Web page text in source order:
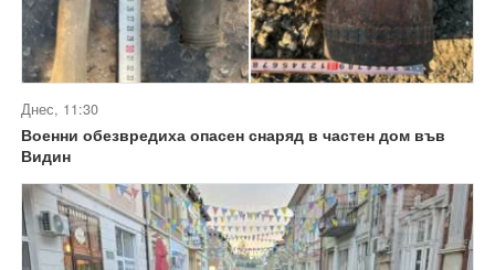
Днес, 11:30
Военни обезвредиха опасен снаряд в частен дом във
Видин